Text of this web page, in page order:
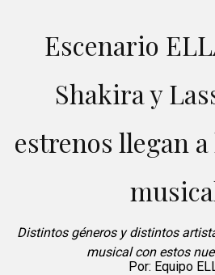
Escenario
Shakira y
estrenos llegan
Distintos géneros y distintos
musical con estos
Por: Equipo